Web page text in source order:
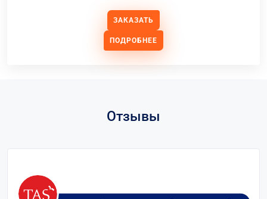
ЗАКАЗАТЬ
ПОДРОБНЕЕ
Отзывы